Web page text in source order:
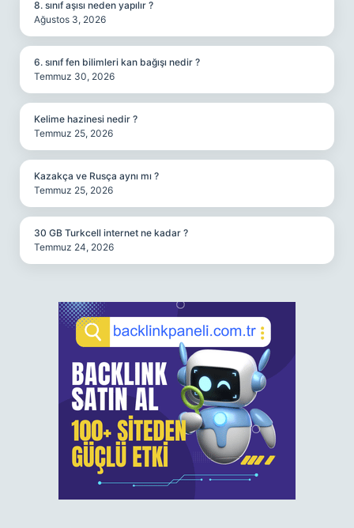
8. sınıf aşısı neden yapılır ?
Ağustos 3, 2026
6. sınıf fen bilimleri kan bağışı nedir ?
Temmuz 30, 2026
Kelime hazinesi nedir ?
Temmuz 25, 2026
Kazakça ve Rusça aynı mı ?
Temmuz 25, 2026
30 GB Turkcell internet ne kadar ?
Temmuz 24, 2026